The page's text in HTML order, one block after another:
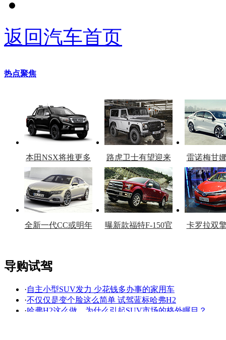
返回汽车首页
热点聚焦
本田NSX将推更多
车型
路虎卫士有望迎来
复产
雷诺梅甘
官
全新一代CC或明年
曝新款福特F-150官
卡罗拉双
看赛车宝贝争奇斗
艳
车模美腿爆乳无惧
走光
导购试驾
·自主小型SUV发力 少花钱多办事的家用车
·不仅仅是变个脸这么简单 试驾蓝标哈弗H2
·哈弗H2这么做，为什么引起SUV市场的格外瞩目？